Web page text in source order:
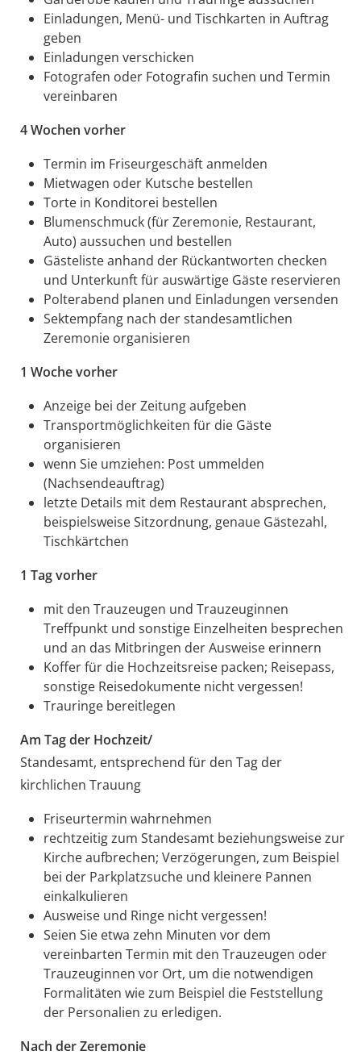
Einladungen, Menü- und Tischkarten in Auftrag
geben
Einladungen verschicken
Fotografen oder Fotografin suchen und Termin
vereinbaren
4 Wochen vorher
Termin im Friseurgeschäft anmelden
Mietwagen oder Kutsche bestellen
Torte in Konditorei bestellen
Blumenschmuck (für Zeremonie, Restaurant,
Auto) aussuchen und bestellen
Gästeliste anhand der Rückantworten checken
und Unterkunft für auswärtige Gäste reservieren
Polterabend planen und Einladungen versenden
Sektempfang nach der standesamtlichen
Zeremonie organisieren
1 Woche vorher
Anzeige bei der Zeitung aufgeben
Transportmöglichkeiten für die Gäste
organisieren
wenn Sie umziehen: Post ummelden
(Nachsendeauftrag)
letzte Details mit dem Restaurant absprechen,
beispielsweise Sitzordnung, genaue Gästezahl,
Tischkärtchen
1 Tag vorher
mit den Trauzeugen und Trauzeuginnen
Treffpunkt und sonstige Einzelheiten besprechen
und an das Mitbringen der Ausweise erinnern
Koffer für die Hochzeitsreise packen; Reisepass,
sonstige Reisedokumente nicht vergessen!
Trauringe bereitlegen
Am Tag der Hochzeit/
Standesamt, entsprechend für den Tag der
kirchlichen Trauung
Friseurtermin wahrnehmen
rechtzeitig zum Standesamt beziehungsweise zur
Kirche aufbrechen; Verzögerungen, zum Beispiel
bei der Parkplatzsuche und kleinere Pannen
einkalkulieren
Ausweise und Ringe nicht vergessen!
Seien Sie etwa zehn Minuten vor dem
vereinbarten Termin mit den Trauzeugen oder
Trauzeuginnen vor Ort, um die notwendigen
Formalitäten wie zum Beispiel die Feststellung
der Personalien zu erledigen.
Nach der Zeremonie